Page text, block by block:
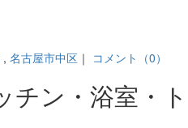
, 名古屋市中区 ｜ コメント（0）
チン・浴室・ト